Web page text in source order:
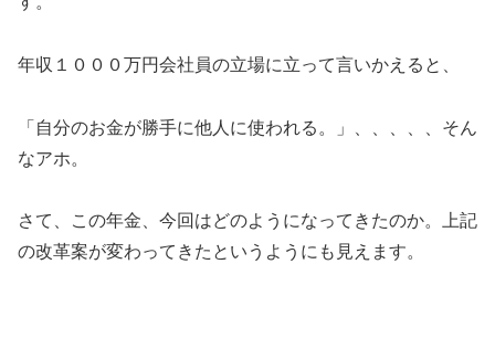
年収１０００万円会社員の立場に立って言いかえると、
「自分のお金が勝手に他人に使われる。」、、、、、そん
なアホ。
さて、この年金、今回はどのようになってきたのか。上記
の改革案が変わってきたというようにも見えます。